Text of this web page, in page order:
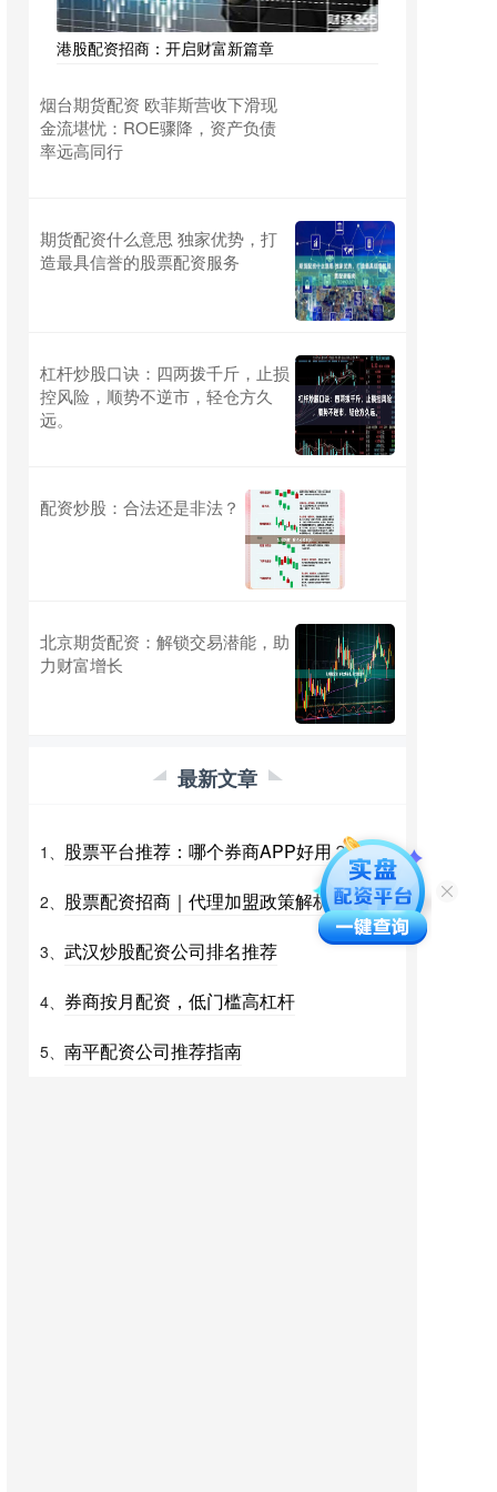
港股配资招商：开启财富新篇章
烟台期货配资 欧菲斯营收下滑现
金流堪忧：ROE骤降，资产负债
率远高同行
期货配资什么意思 独家优势，打
造最具信誉的股票配资服务
杠杆炒股口诀：四两拨千斤，止损
控风险，顺势不逆市，轻仓方久
远。
配资炒股：合法还是非法？
北京期货配资：解锁交易潜能，助
力财富增长
最新文章
1、 股票平台推荐：哪个券商APP好用？
2、 股票配资招商｜代理加盟政策解析
3、 武汉炒股配资公司排名推荐
4、 券商按月配资，低门槛高杠杆
5、 南平配资公司推荐指南